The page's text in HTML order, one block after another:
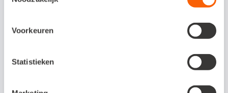
Voorkeuren
Statistieken
bankafschriften of het maken van de